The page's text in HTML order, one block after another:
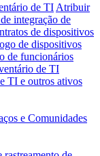
de TI Atribuir
integração de
de dispositivos
de dispositivos
de funcionários
de TI
TI e outros ativos
e Comunidades